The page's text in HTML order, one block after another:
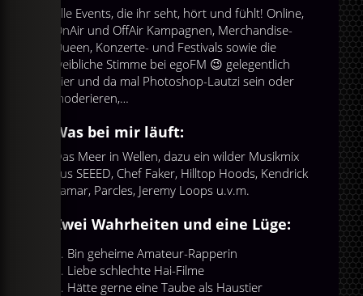
Alle Events, die ihr seht, hört und fühlt! Online,
OnAir und OffAir Kampagnen, Merchandise-
Queen, Konzerte- und Festivals sowie die
weibliche Stimme bei egoFM 😉 gelegentlich
hier und da mal Photoshop-Lautzi sein oder
moderieren,…
Was bei mir läuft:
Das Meer in Wellen, dazu ein wilder Musikmix
aus SEEED, Chef Faker, Hilltop Hoods, Kendrick
Lamar, Parcles, Jeremy Loops u.v.m.
Zwei Wahrheiten und eine Lüge:
Bin geheime Amateur-Rapperin
Liebe schlechte Hai-Filme
Hätte gerne eine Taube als Haustier